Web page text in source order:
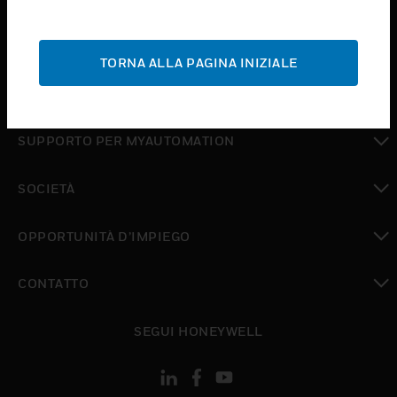
ASSISTENZA
toggle view
toggle view
SUPPORTO PER MYAUTOMATION
SOCIETÀ
OPPORTUNITÀ D’IMPIEGO
CONTATTO
SEGUI HONEYWELL
TORNA ALLA PAGINA INIZIALE